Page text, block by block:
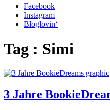
Facebook
Instagram
Bloglovin‘
Tag : Simi
3 Jahre